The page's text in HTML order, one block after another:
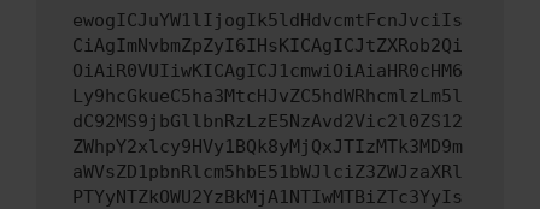
ewogICJuYW1lIjogIk5ldHdvcmtFcnJvciIs
CiAgImNvbmZpZyI6IHsKICAgICJtZXRob2Qi
OiAiR0VUIiwKICAgICJ1cmwiOiAiaHR0cHM6
Ly9hcGkueC5ha3MtcHJvZC5hdWRhcmlzLm5l
dC92MS9jbGllbnRzLzE5NzAvd2Vic2l0ZS12
ZWhpY2xlcy9HVy1BQk8yMjQxJTIzMTk3MD9m
aWVsZD1pbnRlcm5hbE51bWJlciZ3ZWJzaXRl
PTYyNTZkOWU2YzBkMjA1NTIwMTBiZTc3YyIs